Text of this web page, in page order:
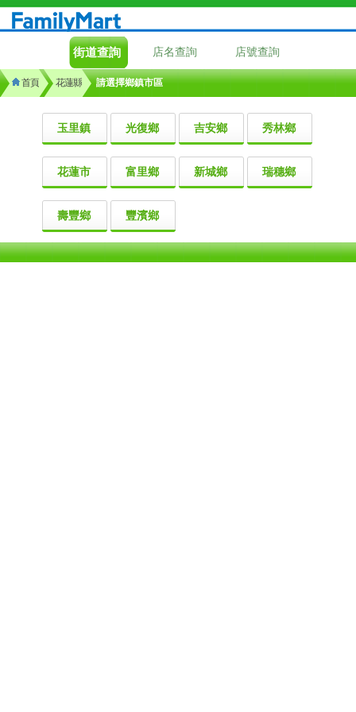
街道查詢 店名查詢 店號查詢
首頁 花蓮縣 請選擇鄉鎮市區
玉里鎮 光復鄉 吉安鄉 秀林鄉
花蓮市 富里鄉 新城鄉 瑞穗鄉
壽豐鄉 豐濱鄉